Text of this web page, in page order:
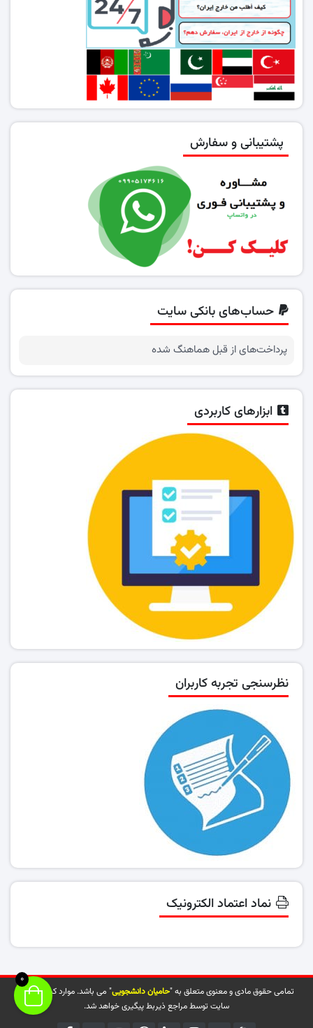
پشتیبانی و سفارش
حساب‌های بانکی سایت
پرداخت‌های از قبل هماهنگ شده
ابزارهای کاربردی
نظرسنجی تجربه کاربران
نماد اعتماد الکترونیک
تمامی حقوق مادی و معنوی متعلق به "حامیان دانشجویی" می باشد. موارد کپی شده از
سایت توسط مراجع ذیربط پیگیری خواهد شد.
0